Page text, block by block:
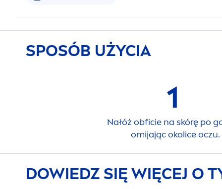
SPOSÓB UŻYCIA
1
Nałóż obficie na skórę po
omijając okolice oczu.
DOWIEDZ SIĘ WIĘCEJ O